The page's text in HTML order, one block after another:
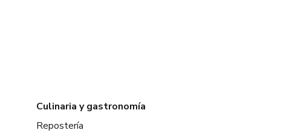
Culinaria y gastronomía
Repostería